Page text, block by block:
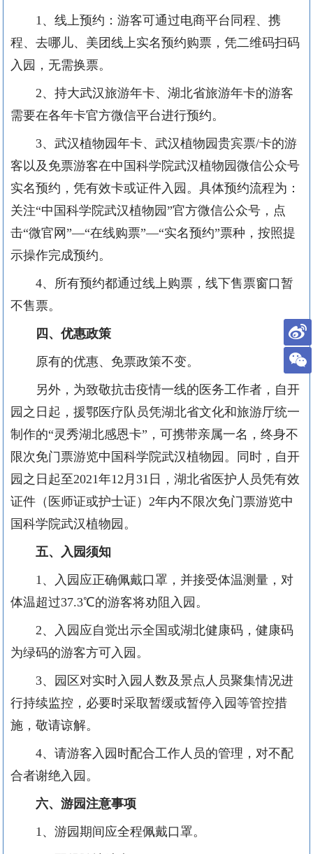
1、 线上预约：游客可通过电商平台同程、携
程、去哪儿、美团线上实名预约购票，凭二维码扫码
入园，无需换票。
2、 持大武汉旅游年卡、湖北省旅游年卡的游客
需要在各年卡官方微信平台进行预约。
3、 武汉植物园年卡、武汉植物园贵宾票/卡的游
客以及免票游客在中国科学院武汉植物园微信公众号
实名预约，凭有效卡或证件入园。具体预约流程为：
关注“中国科学院武汉植物园”官方微信公众号，点
击“微官网”—“在线购票”—“实名预约”票种，按照提
示操作完成预约。
4、 所有预约都通过线上购票，线下售票窗口暂
不售票。
四、 优惠政策
原有的优惠、免票政策不变。
另外，为致敬抗击疫情一线的医务工作者，自开
园之日起，援鄂医疗队员凭湖北省文化和旅游厅统一
制作的“灵秀湖北感恩卡” ，可携带亲属一名，终身不
限次免门票游览中国科学院武汉植物园。同时，自开
园之日起至2021年12 月 31 日，湖北省医护人员凭有效
证件（医师证或护士证） 2年内不限次免门票游览中
国科学院武汉植物园。
五、入园须知
1 、入园应正确佩戴口罩，并接受体温测量，对
体温超过37.3℃的游客将劝阻入园。
2、入园应自觉出示全国或湖北健康码，健康码
为绿码的游客方可入园。
3、园区对实时入园人数及景点人员聚集情况进
行持续监控，必要时采取暂缓或暂停入园等管控措
施，敬请谅解。
4、请游客入园时配合工作人员的管理，对不配
合者谢绝入园。
六、游园注意事项
1 、游园期间应全程佩戴口罩。